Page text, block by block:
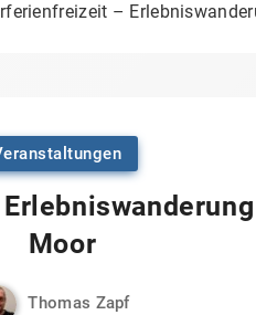
–
Moor
Thomas Zapf